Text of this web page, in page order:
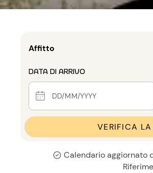
Affitto
DATA DI ARRIVO
VERIFICA
Calendario aggiornato